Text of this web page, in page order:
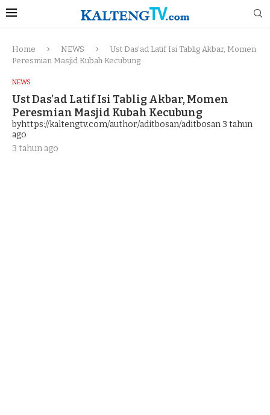
Home NEWS
Ust Das’ad Latif Isi Tablig Akbar, Momen
Peresmian Masjid Kubah Kecubung
NEWS
Ust Das’ad Latif Isi Tablig Akbar, Momen
Peresmian Masjid Kubah Kecubung
byhttps://kaltengtv.com/author/aditbosan/aditbosan3 tahun
ago
3 tahun ago